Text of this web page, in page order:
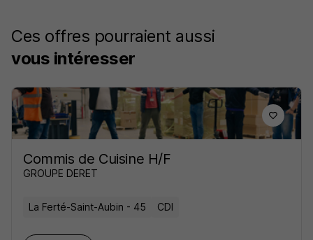
Ces offres pourraient aussi
vous intéresser
Commis de Cuisine H/F
GROUPE DERET
La Ferté-Saint-Aubin - 45 CDI